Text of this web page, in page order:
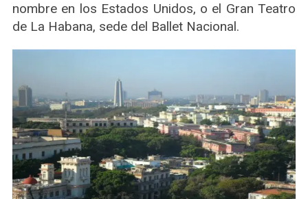
nombre en los Estados Unidos, o el Gran Teatro
de La Habana, sede del Ballet Nacional.